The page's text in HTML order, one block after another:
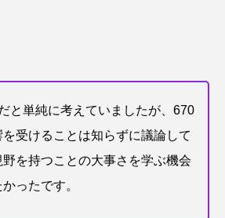
と単純に考えていましたが、670
受けることは知らずに議論して
を持つことの大事さを学ぶ機会
ったです。